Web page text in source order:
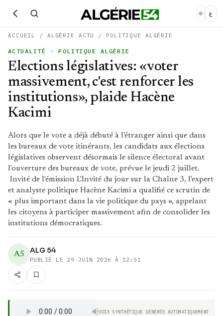
ع
ACCUEIL / ALGÉRIE ACTU / POLITIQUE ALGÉRIE
ACTUALITÉ · POLITIQUE ALGÉRIE
Elections législatives: «voter
massivement, c'est renforcer les
institutions», plaide Hacène
Kacimi
Alors que le vote a déjà débuté à l'étranger ainsi que dans
les bureaux de vote itinérants, les candidats aux élections
législatives observent désormais le silence électoral avant
l'ouverture des bureaux de vote, prévue le jeudi 2 juillet.
Invité de l'émission L'Invité du jour sur la Chaîne 3, l'expert
et analyste politique Hacène Kacimi a qualifié ce scrutin de
« plus important dans la vie politique du pays », appelant
les citoyens à participer massivement afin de consolider les
institutions démocratiques.
A5 ALG 54
PUBLIÉ LE 29 JUIN 2026 À 12:51
VOIX SYNTHÉTIQUE GÉNÉRÉE AUTOMATIQUEMENT